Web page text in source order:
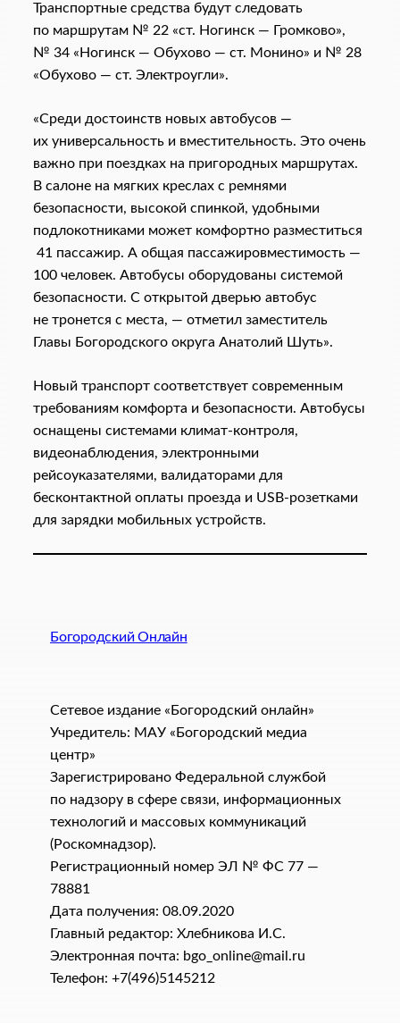
Транспортные средства будут следовать
по маршрутам № 22 «ст. Ногинск — Громково»,
№ 34 «Ногинск — Обухово — ст. Монино» и № 28
«Обухово — ст. Электроугли».
«Среди достоинств новых автобусов —
их универсальность и вместительность. Это очень
важно при поездках на пригородных маршрутах.
В салоне на мягких креслах с ремнями
безопасности, высокой спинкой, удобными
подлокотниками может комфортно разместиться
41 пассажир. А общая пассажировместимость —
100 человек. Автобусы оборудованы системой
безопасности. С открытой дверью автобус
не тронется с места, — отметил заместитель
Главы Богородского округа Анатолий Шуть».
Новый транспорт соответствует современным
требованиям комфорта и безопасности. Автобусы
оснащены системами климат-контроля,
видеонаблюдения, электронными
рейсоуказателями, валидаторами для
бесконтактной оплаты проезда и USB-розетками
для зарядки мобильных устройств.
Богородский Онлайн
Сетевое издание «Богородский онлайн»
Учредитель: МАУ «Богородский медиа
центр»
Зарегистрировано Федеральной службой
по надзору в сфере связи, информационных
технологий и массовых коммуникаций
(Роскомнадзор).
Регистрационный номер ЭЛ № ФС 77 —
78881
Дата получения: 08.09.2020
Главный редактор: Хлебникова И.C.
Электронная почта: bgo_online@mail.ru
Телефон: +7(496)5145212